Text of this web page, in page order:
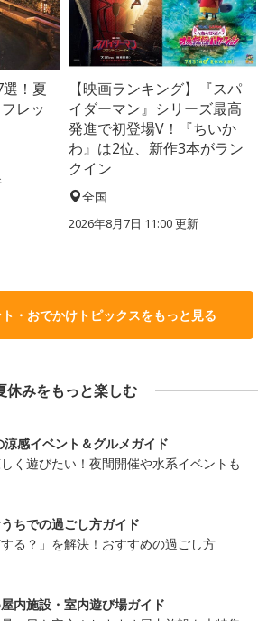
！夏
レッ
【映画ランキング】『スパ
イダーマン』シリーズ最高
発進で初登場V！『ちいか
わ』は2位、新作3本がラン
クイン
全国
2026年8月7日 11:00更新
・おでかけトピックスをもっと見る
休みをもっと楽しむ
涼感イベント＆グルメガイド
く遊びたい！夜間開催や水系イベントも
ちでの過ごし方ガイド
する？」を解決！おすすめの過ごし方
内施設・室内遊び場ガイド